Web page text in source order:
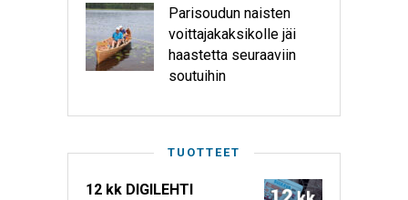
Parisoudun naisten
voittajakaksikolle jäi
haastetta seuraaviin
soutuihin
TUOTTEET
12 kk DIGILEHTI